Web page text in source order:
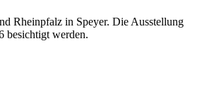
Rheinpfalz in Speyer. Die Ausstellung
besichtigt werden.